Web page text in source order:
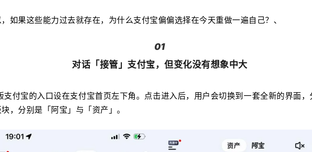
如果这些能力过去就存在，为什么支付宝偏偏选择在今天重做一遍自己？、
01
对话「接管」支付宝，但变化没有想象中大
支付宝的入口设在支付宝首页左下角。点击进入后，用户会切换到一套全新的界面，
，分别是「阿宝」与「资产」。